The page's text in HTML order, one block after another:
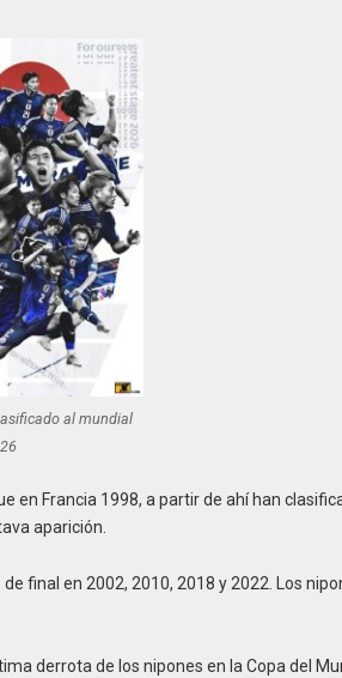
al mundial
en Francia 1998, a partir de ahí han
aparición.
final en 2002, 2010, 2018 y 2022. Los
derrota de los nipones en la Copa del